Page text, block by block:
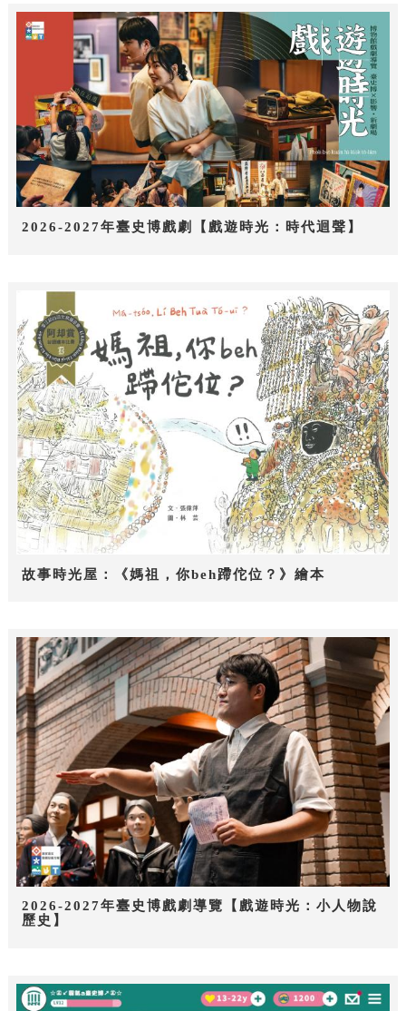
2026-2027年臺史博戲劇【戲遊時光：時代迴聲】
故事時光屋：《媽祖，你beh蹛佗位？》繪本
2026-2027年臺史博戲劇導覽【戲遊時光：小人物說
歷史】